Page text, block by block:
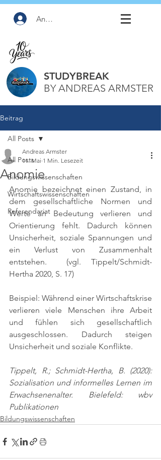
Anmelden
STUDYBREAK
BY ANDREAS ARMSTER
Beitrag
All Posts
Bildungswissenschaften
Wirtschaftswissenschaften
Referendariat
All Posts
Anomie
Andreas Armster
11. Mai 1 Min. Lesezeit
Anomie bezeichnet einen Zustand, in
dem gesellschaftliche Normen und
Werte an Bedeutung verlieren und
Orientierung fehlt. Dadurch können
Unsicherheit, soziale Spannungen und
ein Verlust von Zusammenhalt
entstehen.
(vgl. Tippelt/Schmidt-
Hertha 2020, S. 17)
Beispiel: Während einer Wirtschaftskrise
verlieren viele Menschen ihre Arbeit
und fühlen sich gesellschaftlich
ausgeschlossen. Dadurch steigen
Unsicherheit und soziale Konflikte.
Tippelt, R.; Schmidt-Hertha, B. (2020):
Sozialisation und informelles Lernen im
Erwachsenenalter. Bielefeld: wbv
Publikationen
Bildungswissenschaften